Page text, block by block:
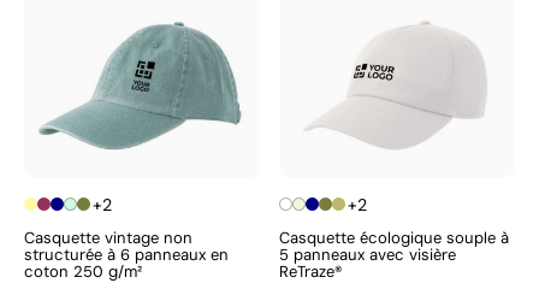
+2
Casquette vintage non
structurée à 6 panneaux en
coton 250 g/m²
+2
Casquette écologique souple à
5 panneaux avec visière
ReTraze®